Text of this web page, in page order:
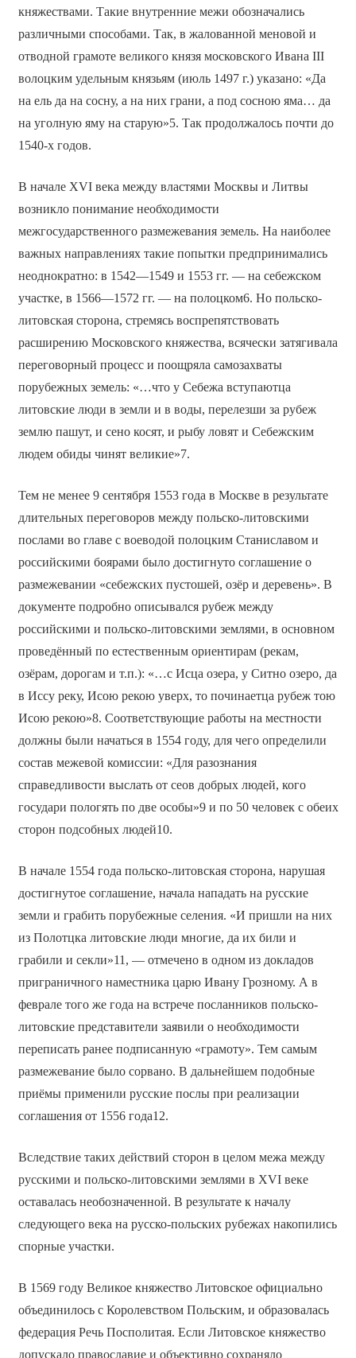
княжествами. Такие внутренние межи обозначались
различными способами. Так, в жалованной меновой и
отводной грамоте великого князя московского Ивана III
волоцким удельным князьям (июль 1497 г.) указано: «Да
на ель да на сосну, а на них грани, а под сосною яма… да
на уголную яму на старую»5. Так продолжалось почти до
1540-х годов.
В начале XVI века между властями Москвы и Литвы
возникло понимание необходимости
межгосударственного размежевания земель. На наиболее
важных направлениях такие попытки предпринимались
неоднократно: в 1542—1549 и 1553 гг. — на себежском
участке, в 1566—1572 гг. — на полоцком6. Но польско-
литовская сторона, стремясь воспрепятствовать
расширению Московского княжества, всячески затягивала
переговорный процесс и поощряла самозахваты
порубежных земель: «…что у Себежа вступаютца
литовские люди в земли и в воды, перелезши за рубеж
землю пашут, и сено косят, и рыбу ловят и Себежским
людем обиды чинят великие»7.
Тем не менее 9 сентября 1553 года в Москве в результате
длительных переговоров между польско-литовскими
послами во главе с воеводой полоцким Станиславом и
российскими боярами было достигнуто соглашение о
размежевании «себежских пустошей, озёр и деревень». В
документе подробно описывался рубеж между
российскими и польско-литовскими землями, в основном
проведённый по естественным ориентирам (рекам,
озёрам, дорогам и т.п.): «…с Исца озера, у Ситно озеро, да
в Иссу реку, Исою рекою уверх, то починаетца рубеж тою
Исою рекою»8. Соответствующие работы на местности
должны были начаться в 1554 году, для чего определили
состав межевой комиссии: «Для разознания
справедливости выслать от сеов добрых людей, кого
государи пологять по две особы»9 и по 50 человек с обеих
сторон подсобных людей10.
В начале 1554 года польско-литовская сторона, нарушая
достигнутое соглашение, начала нападать на русские
земли и грабить порубежные селения. «И пришли на них
из Полотцка литовские люди многие, да их били и
грабили и секли»11, — отмечено в одном из докладов
приграничного наместника царю Ивану Грозному. А в
феврале того же года на встрече посланников польско-
литовские представители заявили о необходимости
переписать ранее подписанную «грамоту». Тем самым
размежевание было сорвано. В дальнейшем подобные
приёмы применили русские послы при реализации
соглашения от 1556 года12.
Вследствие таких действий сторон в целом межа между
русскими и польско-литовскими землями в XVI веке
оставалась необозначенной. В результате к началу
следующего века на русско-польских рубежах накопились
спорные участки.
В 1569 году Великое княжество Литовское официально
объединилось с Королевством Польским, и образовалась
федерация Речь Посполитая. Если Литовское княжество
допускало православие и объективно сохраняло